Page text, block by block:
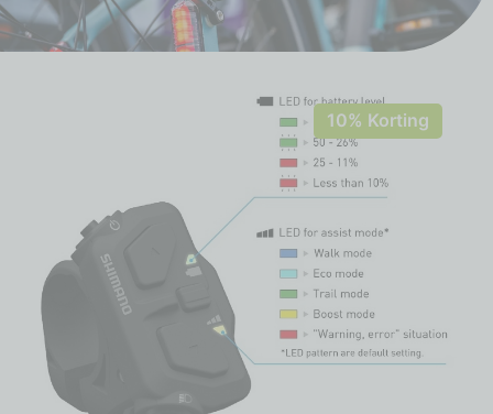
10% Korting